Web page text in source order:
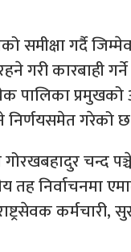
समीक्षा गर्दै
गरी कारबाही गर्ने
पालिका
निर्णयसमेत गरेको छ
चन्द
तह निर्वाचनमा